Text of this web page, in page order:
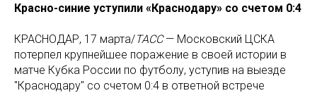
Красно-синие уступили «Краснодару» со счетом 0:4
КРАСНОДАР, 17 марта/ТАСС— Московский ЦСКА
потерпел крупнейшее поражение в своей истории в
матче Кубка России по футболу, уступив на выезде
"Краснодару" со счетом 0:4 в ответной встрече